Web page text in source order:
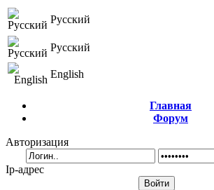
Русский
Русский
English
Главная
Форум
Авторизация
Ip-адрес